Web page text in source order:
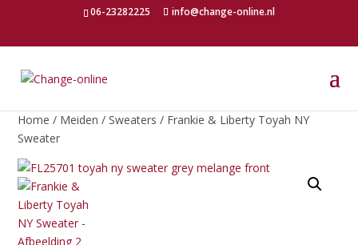
06-23282225 info@change-online.nl
Home / Meiden / Sweaters / Frankie & Liberty Toyah NY
Sweater